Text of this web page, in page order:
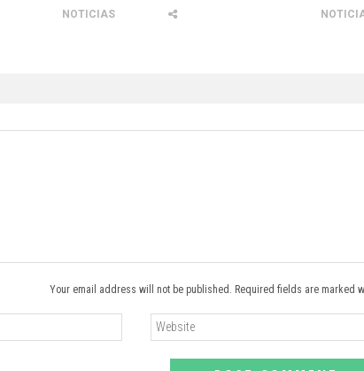
NOTICIAS
Your email address will not be published. Required fields are marked